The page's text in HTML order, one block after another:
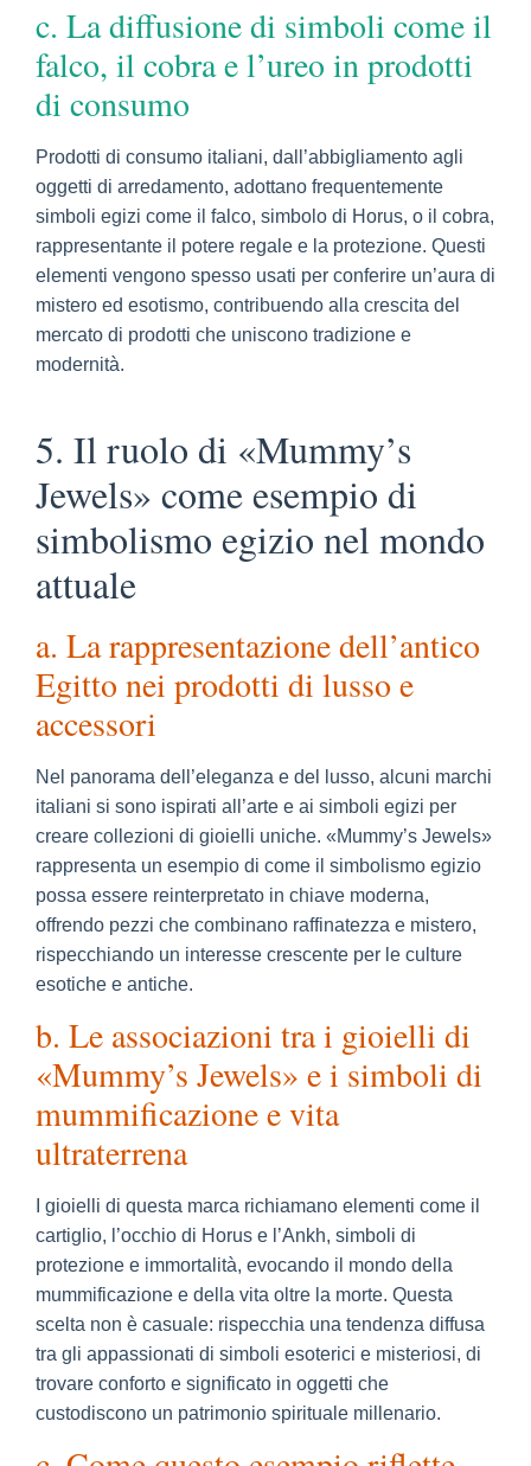
c. La diffusione di simboli come il
falco, il cobra e l’ureo in prodotti
di consumo
Prodotti di consumo italiani, dall’abbigliamento agli
oggetti di arredamento, adottano frequentemente
simboli egizi come il falco, simbolo di Horus, o il cobra,
rappresentante il potere regale e la protezione. Questi
elementi vengono spesso usati per conferire un’aura di
mistero ed esotismo, contribuendo alla crescita del
mercato di prodotti che uniscono tradizione e
modernità.
5. Il ruolo di «Mummy’s
Jewels» come esempio di
simbolismo egizio nel mondo
attuale
a. La rappresentazione dell’antico
Egitto nei prodotti di lusso e
accessori
Nel panorama dell’eleganza e del lusso, alcuni marchi
italiani si sono ispirati all’arte e ai simboli egizi per
creare collezioni di gioielli uniche. «Mummy’s Jewels»
rappresenta un esempio di come il simbolismo egizio
possa essere reinterpretato in chiave moderna,
offrendo pezzi che combinano raffinatezza e mistero,
rispecchiando un interesse crescente per le culture
esotiche e antiche.
b. Le associazioni tra i gioielli di
«Mummy’s Jewels» e i simboli di
mummificazione e vita
ultraterrena
I gioielli di questa marca richiamano elementi come il
cartiglio, l’occhio di Horus e l’Ankh, simboli di
protezione e immortalità, evocando il mondo della
mummificazione e della vita oltre la morte. Questa
scelta non è casuale: rispecchia una tendenza diffusa
tra gli appassionati di simboli esoterici e misteriosi, di
trovare conforto e significato in oggetti che
custodiscono un patrimonio spirituale millenario.